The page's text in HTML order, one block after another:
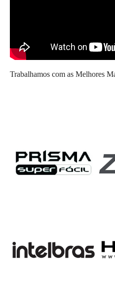
Trabalhamos com as Melhores